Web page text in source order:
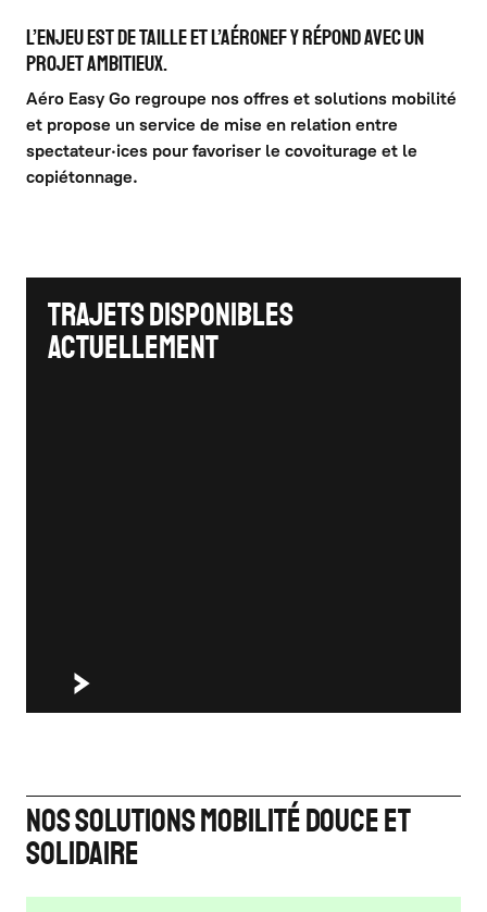
L’ENJEU EST DE TAILLE ET L’AÉRONEF Y RÉPOND AVEC UN
PROJET AMBITIEUX.
Aéro Easy Go regroupe nos offres et solutions mobilité
et propose un service de mise en relation entre
spectateur·ices pour favoriser le covoiturage et le
copiétonnage.
Trajets disponibles
actuellement
NOS SOLUTIONS MOBILITÉ DOUCE ET
SOLIDAIRE